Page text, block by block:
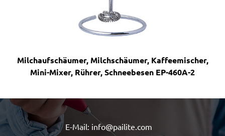
Kaffeemischer,
EP-460A-2
Milchaufschäumer,
Mini-Mixer, Rührer,
E-Mail: info@pailite.com